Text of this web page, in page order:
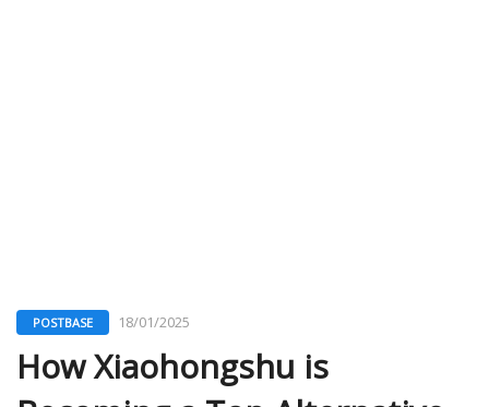
POSTBASE 18/01/2025
How Xiaohongshu is